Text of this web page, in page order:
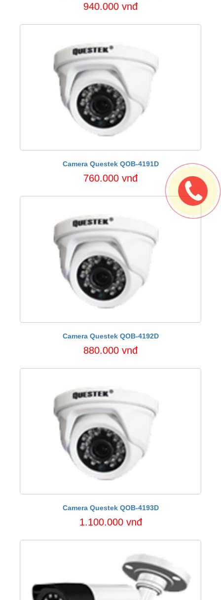
940.000 vnđ
Camera Questek QOB-4191D
760.000 vnđ
Camera Questek QOB-4192D
880.000 vnđ
Camera Questek QOB-4193D
1.100.000 vnđ